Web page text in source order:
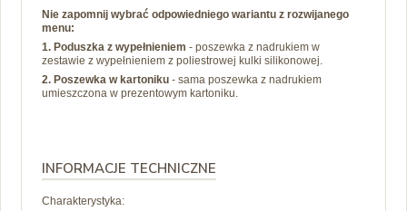
Nie zapomnij wybrać odpowiedniego wariantu z rozwijanego
menu:
1. Poduszka z wypełnieniem - poszewka z nadrukiem w
zestawie z wypełnieniem z poliestrowej kulki silikonowej.
2. Poszewka w kartoniku - sama poszewka z nadrukiem
umieszczona w prezentowym kartoniku.
INFORMACJE TECHNICZNE
Charakterystyka: